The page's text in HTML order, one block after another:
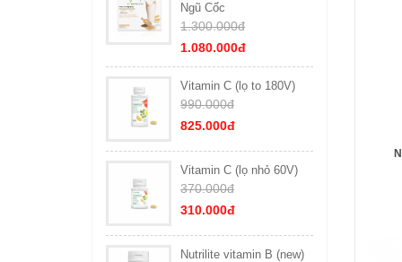
Ngũ Cốc
1.300.000đ
1.080.000đ
Vitamin C (lọ to 180V)
990.000đ
825.000đ
Vitamin C (lọ nhỏ 60V)
370.000đ
310.000đ
Nutrilite vitamin B (new)